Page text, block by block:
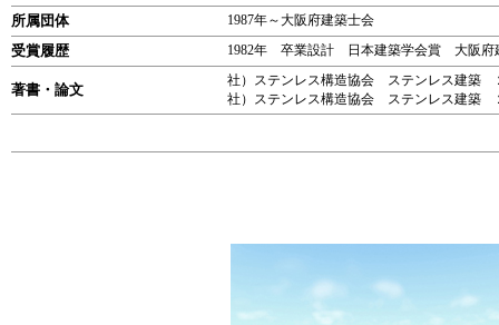
所属団体 1987年～大阪府建築士会
受賞履歴 1982年 卒業設計 日本建築学会賞 大阪府
著書・論文
社）ステンレス構造協会 ステンレス建
社）ステンレス構造協会 ステンレス建築